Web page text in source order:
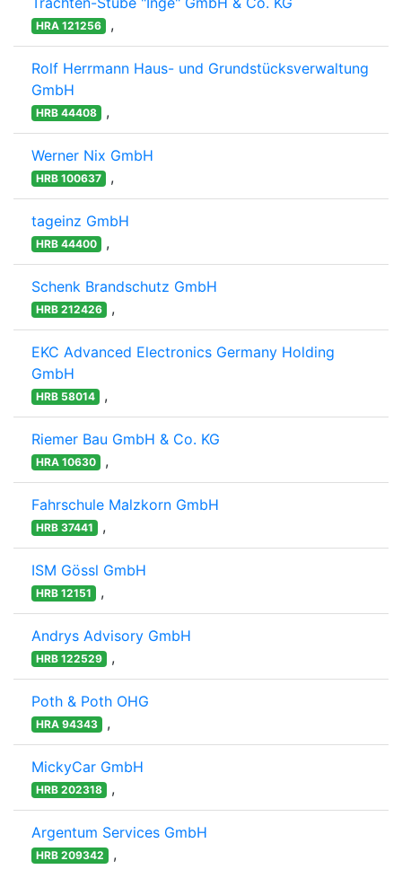
HRA 121256 ,
Rolf Herrmann Haus- und Grundstücksverwaltung
GmbH
HRB 44408 ,
Werner Nix GmbH
HRB 100637 ,
tageinz GmbH
HRB 44400 ,
Schenk Brandschutz GmbH
HRB 212426 ,
EKC Advanced Electronics Germany Holding
GmbH
HRB 58014 ,
Riemer Bau GmbH & Co. KG
HRA 10630 ,
Fahrschule Malzkorn GmbH
HRB 37441 ,
ISM Gössl GmbH
HRB 12151 ,
Andrys Advisory GmbH
HRB 122529 ,
Poth & Poth OHG
HRA 94343 ,
MickyCar GmbH
HRB 202318 ,
Argentum Services GmbH
HRB 209342 ,